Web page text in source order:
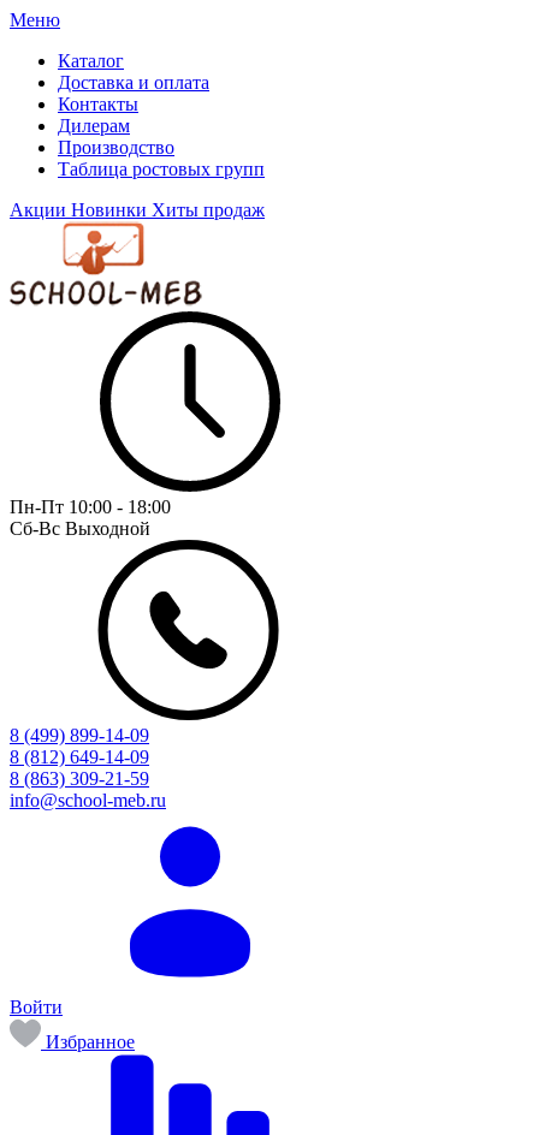
Меню
Каталог
Доставка и оплата
Контакты
Дилерам
Производство
Таблица ростовых групп
Акции Новинки Хиты продаж
Пн-Пт 10:00 - 18:00
Сб-Вс Выходной
8 (499) 899-14-09
8 (812) 649-14-09
8 (863) 309-21-59
info@school-meb.ru
Войти
Избранное